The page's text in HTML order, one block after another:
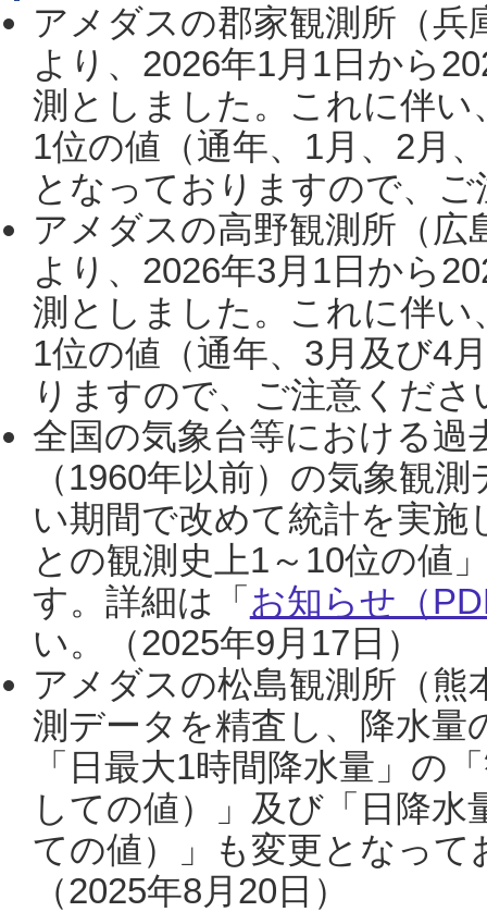
アメダスの郡家観測所（
より、2026年1月1日から
測としました。これに伴い
1位の値（通年、1月、2月
となっておりますので、
アメダスの高野観測所（
より、2026年3月1日から
測としました。これに伴い
1位の値（通年、3月及び4
りますので、ご注意くだ
全国の気象台等における過
（1960年以前）の気象観
い期間で改めて統計を実
との観測史上1～10位の値
す。詳細は「 お知らせ（
い。（2025年9月17日）
アメダスの松島観測所（熊
測データを精査し、降水
「日最大1時間降水量」の
しての値）」及び「日降
ての値）」も変更となっ
（2025年8月20日）